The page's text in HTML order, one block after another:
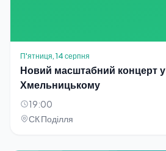
П'ятниця, 14 серпня
Новий масштабний концерт у
Хмельницькому
19:00
СК Поділля